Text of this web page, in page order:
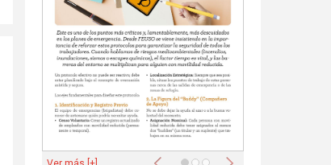
Anterior Siguiente